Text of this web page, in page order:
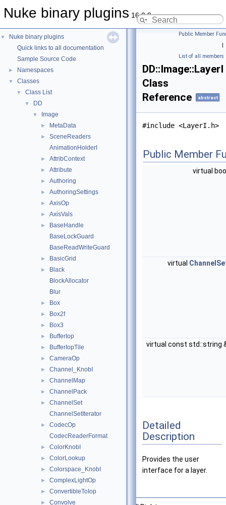
Nuke binary plugins 16.0.9
▼
Nuke binary plugins
Quick links to all documentation
Sample Source Code
► Namespaces
▼ Classes
▼ Class List
▼ DD
▼ Image
► MetaData
►
SceneReaders
AnimationHolderI
► AttribContext
► Attribute
► Authoring
► AuthoringSettings
► AxisOp
► AxisVals
►
BaseHandle
BaseLockGuard
BaseReadWriteGuard
► BasicGrid
►
Black
BlockAllocator
Blur
► Box
► Box2f
► Box3
► BufferIop
► BufferIopTile
► CameraOp
► Channel_KnobI
► ChannelMap
► ChannelPack
►
ChannelSet
ChannelSetIterator
►
CodecOp
CodecReaderFormat
► ColorKnobI
► ColorLookup
► Colorspace_KnobI
► ComplexLightOp
► ConvertibleToIop
► Convolve
Public Member
|
List of all members
DD::Image::LayerI
Class
Reference
abstract
#include <LayerI.h>
Public Member
virtual
virtual
virtual const std::string
Detailed
Description
Provides the user
interface for a layer.